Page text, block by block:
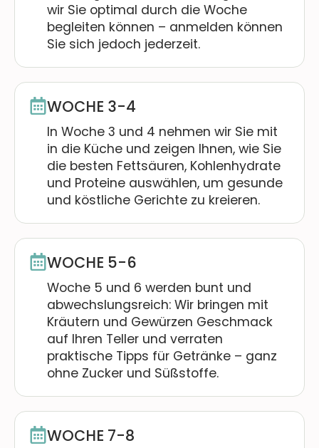
wir Sie optimal durch die Woche
begleiten können – anmelden können
Sie sich jedoch jederzeit.
WOCHE 3-4
In Woche 3 und 4 nehmen wir Sie mit
in die Küche und zeigen Ihnen, wie Sie
die besten Fettsäuren, Kohlenhydrate
und Proteine auswählen, um gesunde
und köstliche Gerichte zu kreieren.
WOCHE 5-6
Woche 5 und 6 werden bunt und
abwechslungsreich: Wir bringen mit
Kräutern und Gewürzen Geschmack
auf Ihren Teller und verraten
praktische Tipps für Getränke – ganz
ohne Zucker und Süßstoffe.
WOCHE 7-8